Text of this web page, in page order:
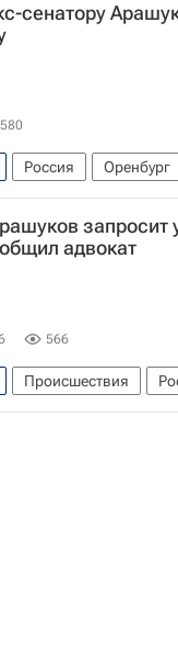
сенатору
Россия Оренбург
запросит
адвокат
566
Происшествия
Федеральная